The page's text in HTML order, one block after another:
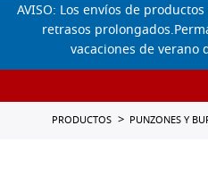
AVISO: Los envíos de
retrasos
vacaciones de verano
PRODUCTOS PUNZONES Y